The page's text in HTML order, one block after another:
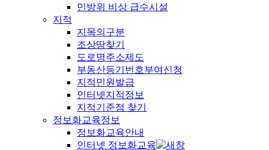
민방위 비상 급수시설
지적
지목의구분
조상땅찾기
도로명주소제도
부동산등기번호부여신청
지적민원발급
인터넷지적정보
지적기준점 찾기
정보화교육정보
정보화교육안내
인터넷 정보화교육